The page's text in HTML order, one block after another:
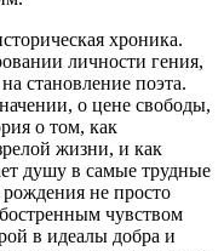
хроника.
личности гения,
становление поэта.
о цене свободы,
о том, как
жизни, и как
душу в самые трудные
не просто
чувством
в идеалы добра и